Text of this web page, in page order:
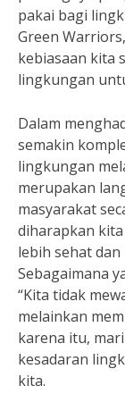
pakai bagi
Green
kebiasaan kita
lingkungan
Dalam
semakin
lingkungan
merupakan
masyarakat
diharapkan
lebih sehat
Sebagaimana
“Kita tidak
melainkan
karena itu,
kesadaran
kita.